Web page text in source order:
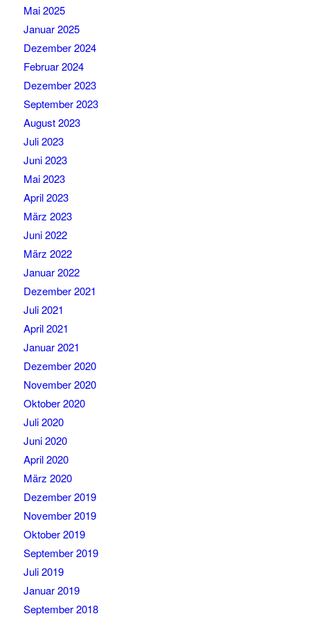
Mai 2025
Januar 2025
Dezember 2024
Februar 2024
Dezember 2023
September 2023
August 2023
Juli 2023
Juni 2023
Mai 2023
April 2023
März 2023
Juni 2022
März 2022
Januar 2022
Dezember 2021
Juli 2021
April 2021
Januar 2021
Dezember 2020
November 2020
Oktober 2020
Juli 2020
Juni 2020
April 2020
März 2020
Dezember 2019
November 2019
Oktober 2019
September 2019
Juli 2019
Januar 2019
September 2018